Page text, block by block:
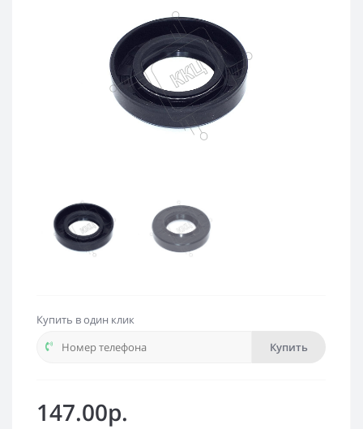
Купить в один клик
Купить
147.00р.